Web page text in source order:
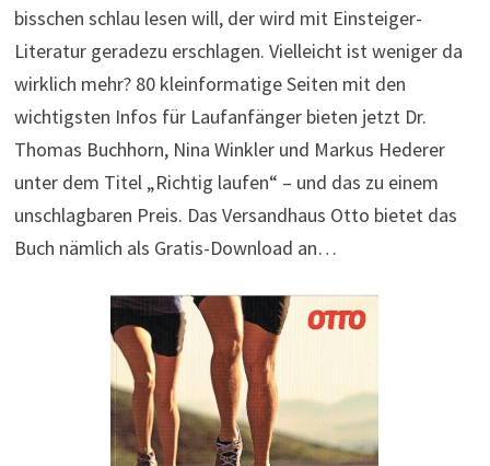
bisschen schlau lesen will, der wird mit Einsteiger-
Literatur geradezu erschlagen. Vielleicht ist weniger da
wirklich mehr? 80 kleinformatige Seiten mit den
wichtigsten Infos für Laufanfänger bieten jetzt Dr.
Thomas Buchhorn, Nina Winkler und Markus Hederer
unter dem Titel „Richtig laufen“ – und das zu einem
unschlagbaren Preis. Das Versandhaus Otto bietet das
Buch nämlich als Gratis-Download an…